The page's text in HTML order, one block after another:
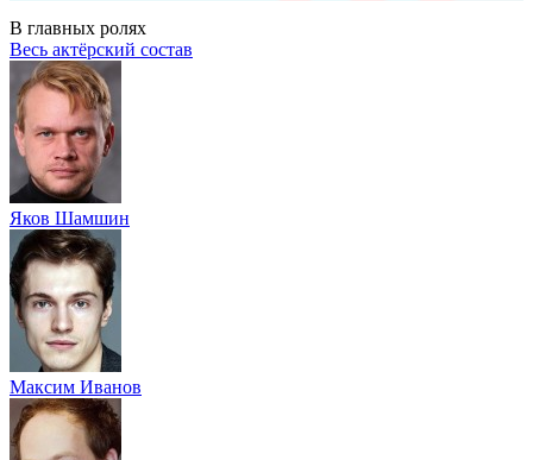
В главных ролях
Весь актёрский состав
Яков Шамшин
Максим Иванов